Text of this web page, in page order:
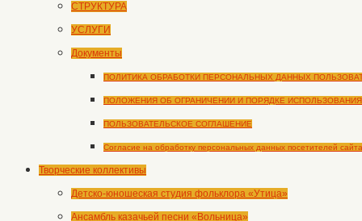
СТРУКТУРА
УСЛУГИ
Документы
ПОЛИТИКА ОБРАБОТКИ ПЕРСОНАЛЬНЫХ ДАННЫХ
ПОЛОЖЕНИЯ ОБ ОГРАНИЧЕНИИ И ПОРЯДКЕ
ПОЛЬЗОВАТЕЛЬСКОЕ СОГЛАШЕНИЕ
Согласие на обработку персональных данных посетителей сайта
Творческие коллективы
Детско-юношеская студия фольклора «Утица»
Ансамбль казачьей песни «Вольница»